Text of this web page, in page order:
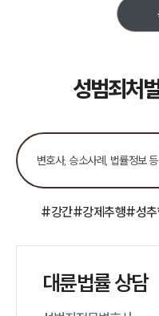
글로
고
주
성범죄처
#강간#강제추행#성추
대륜법률 상담